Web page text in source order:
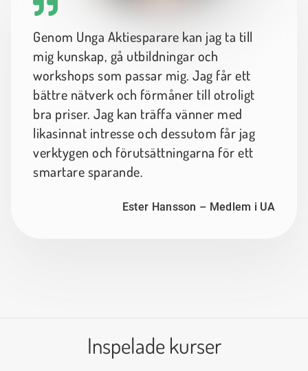
Genom Unga Aktiesparare kan jag ta till
mig kunskap, gå utbildningar och
workshops som passar mig. Jag får ett
bättre nätverk och förmåner till otroligt
bra priser. Jag kan träffa vänner med
likasinnat intresse och dessutom får jag
verktygen och förutsättningarna för ett
smartare sparande.
Ester Hansson – Medlem i UA
Inspelade kurser